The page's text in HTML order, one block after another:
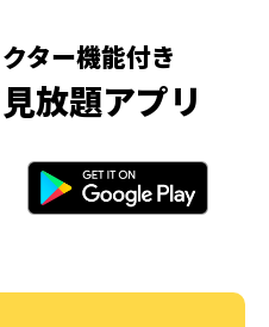
ター機能付き
放題アプリ